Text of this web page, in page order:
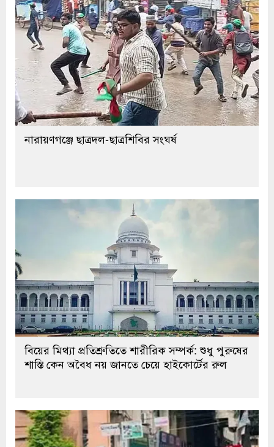
নারায়ণগঞ্জে ছাত্রদল-ছাত্রশিবির সংঘর্ষ
বিয়ের মিথ্যা প্রতিশ্রুতিতে শারীরিক সম্পর্ক: শুধু পুরুষের
শাস্তি কেন অবৈধ নয় জানতে চেয়ে হাইকোর্টের রুল